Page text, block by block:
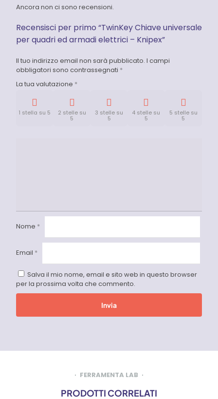
Ancora non ci sono recensioni.
Recensisci per primo “TwinKey Chiave universale
per quadri ed armadi elettrici – Knipex”
Il tuo indirizzo email non sarà pubblicato. I campi
obbligatori sono contrassegnati *
La tua valutazione *
1 stella su 5 2 stelle su
5
3 stelle su
5
4 stelle su
5
5 stelle su
5
Nome *
Email *
Salva il mio nome, email e sito web in questo browser
per la prossima volta che commento.
FERRAMENTA LAB
PRODOTTI CORRELATI